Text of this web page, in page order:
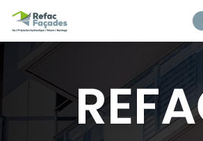
au
contenu
principal